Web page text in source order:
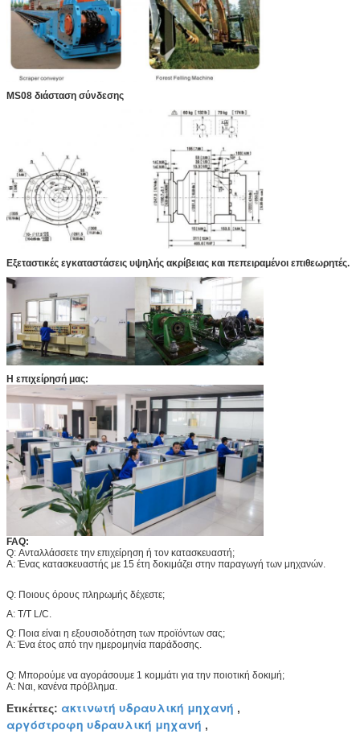
MS08 διάσταση σύνδεσης
Εξεταστικές εγκαταστάσεις υψηλής ακρίβειας και πεπειραμένοι επιθεωρητές.
Η επιχείρησή μας:
FAQ:
Q: Ανταλλάσσετε την επιχείρηση ή τον κατασκευαστή;
Α: Ένας κατασκευαστής με 15 έτη δοκιμάζει στην παραγωγή των μηχανών.
Q: Ποιους όρους πληρωμής δέχεστε;
Α: T/T L/C.
Q: Ποια είναι η εξουσιοδότηση των προϊόντων σας;
Α: Ένα έτος από την ημερομηνία παράδοσης.
Q: Μπορούμε να αγοράσουμε 1 κομμάτι για την ποιοτική δοκιμή;
Α: Ναι, κανένα πρόβλημα.
Ετικέττες: ακτινωτή υδραυλική μηχανή ,
αργόστροφη υδραυλική μηχανή ,